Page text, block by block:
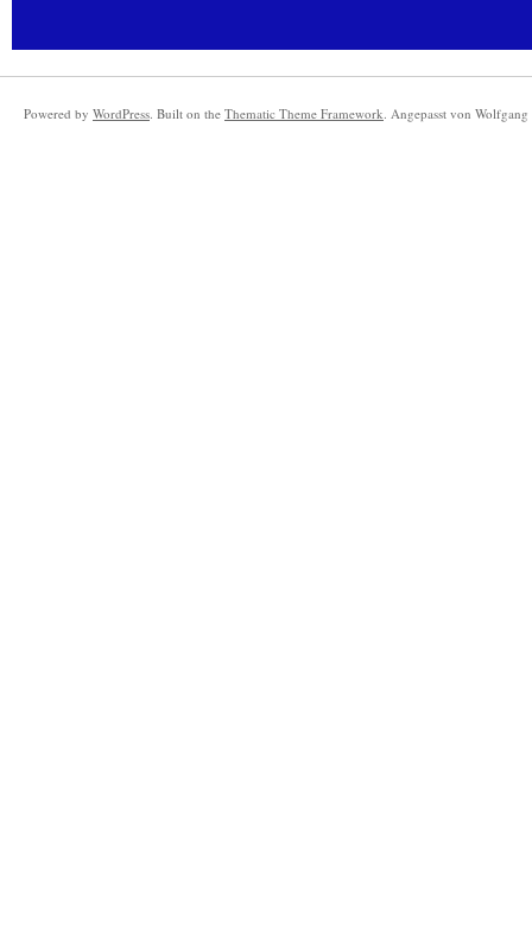
Powered by WordPress. Built on the Thematic Theme Framework. Angepasst von